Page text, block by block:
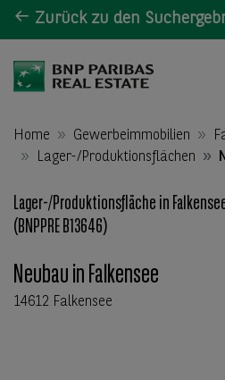
Zurück zu den
Home Gewerbeimmobilien
Lager-/Produktionsflächen
Lager-/Produktionsfläche in
(BNPPRE B13646)
Neubau in Falkensee
14612 Falkensee